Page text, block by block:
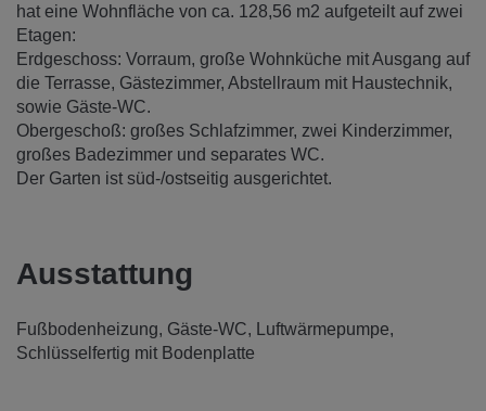
hat eine Wohnfläche von ca. 128,56 m2 aufgeteilt auf zwei
Etagen:
Erdgeschoss: Vorraum, große Wohnküche mit Ausgang auf
die Terrasse, Gästezimmer, Abstellraum mit Haustechnik,
sowie Gäste-WC.
Obergeschoß: großes Schlafzimmer, zwei Kinderzimmer,
großes Badezimmer und separates WC.
Der Garten ist süd-/ostseitig ausgerichtet.
Ausstattung
Fußbodenheizung Gäste-WC
Luftwärmepumpe
Schlüsselfertig mit Bodenplatte